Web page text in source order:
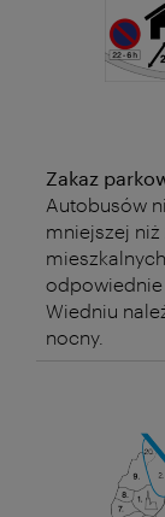
Zakaz
Autobusów
mniejszej
Wiedniu
nocny.